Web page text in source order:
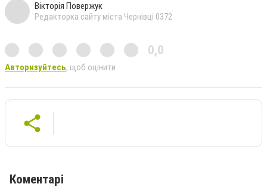
Вікторія Повержук
Редакторка сайту міста Чернівці 0372
0,0
Авторизуйтесь, щоб оцінити
Коментарі